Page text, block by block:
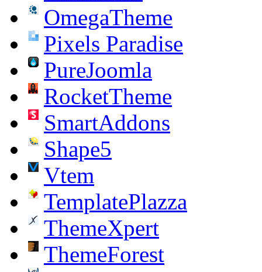
OmegaTheme
Pixels Paradise
PureJoomla
RocketTheme
SmartAddons
Shape5
Vtem
TemplatePlazza
ThemeXpert
ThemeForest